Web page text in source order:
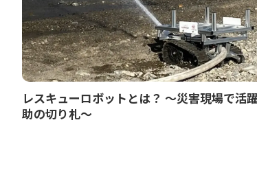
レスキューロボットとは？ 〜災害現場で活
助の切り札〜